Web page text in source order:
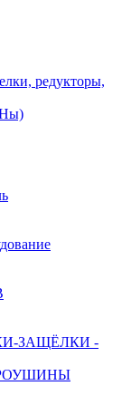
редукторы,
ЗАЩЁЛКИ -